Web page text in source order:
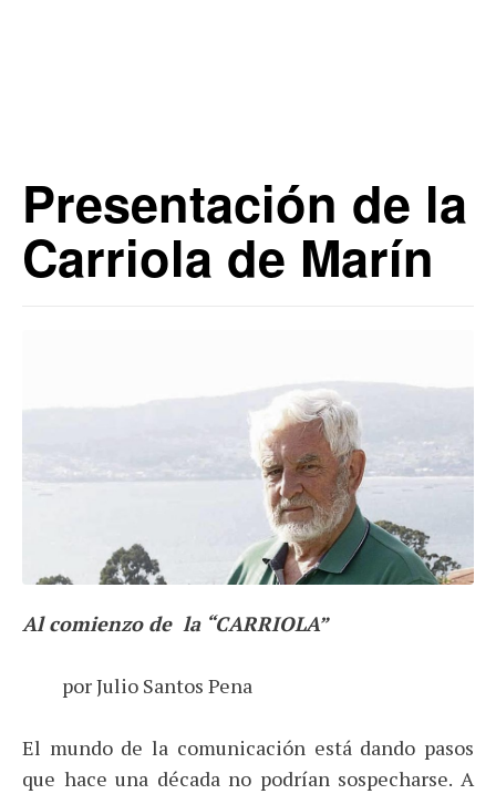
Presentación de la
Carriola de Marín
Al comienzo de la “CARRIOLA”
por Julio Santos Pena
El mundo de la comunicación está dando pasos
que hace una década no podrían sospecharse. A